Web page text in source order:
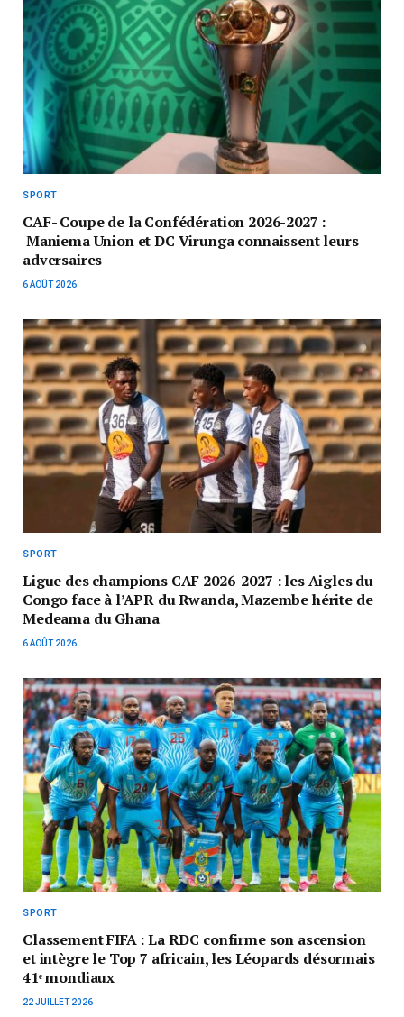
SPORT
CAF- Coupe de la Confédération 2026-2027 :
Maniema Union et DC Virunga connaissent leurs
adversaires
6 AOÛT 2026
SPORT
Ligue des champions CAF 2026-2027 : les Aigles du
Congo face à l’APR du Rwanda, Mazembe hérite de
Medeama du Ghana
6 AOÛT 2026
SPORT
Classement FIFA : La RDC confirme son ascension
et intègre le Top 7 africain, les Léopards désormais
41ᵉ mondiaux
22 JUILLET 2026